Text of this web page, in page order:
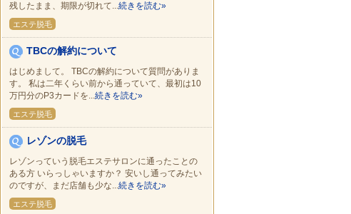
残したまま、期限が切れて...続きを読む»
エステ脱毛
TBCの解約について
はじめまして。 TBCの解約について質問がありま
す。 私は二年くらい前から通っていて、最初は10
万円分のP3カードを...続きを読む»
エステ脱毛
レゾンの脱毛
レゾンっていう脱毛エステサロンに通ったことの
ある方 いらっしゃいますか？ 安いし通ってみたい
のですが、まだ店舗も少な...続きを読む»
エステ脱毛